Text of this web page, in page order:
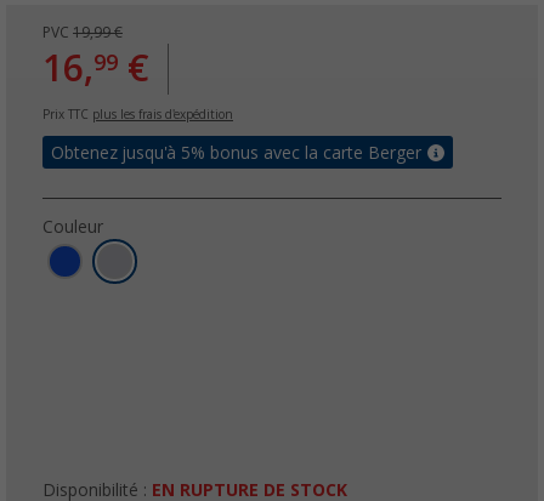
PVC 19,99 €
16,99 €
Prix TTC plus les frais d'expédition
Obtenez jusqu'à 5% bonus avec la carte Berger
Couleur
Disponibilité : EN RUPTURE DE STOCK